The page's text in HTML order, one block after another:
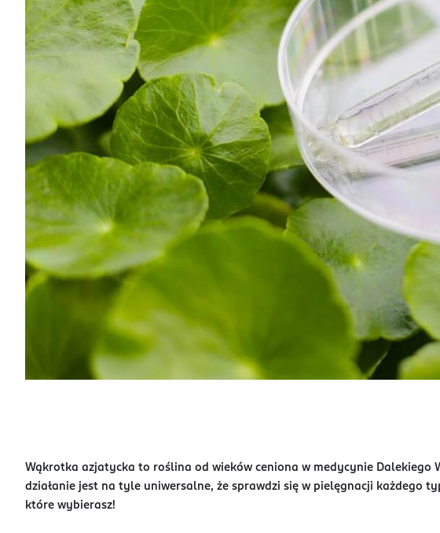
Wąkrotka azjatycka to roślina od wieków ceniona w medycynie
działanie jest na tyle uniwersalne, że sprawdzi się w pielęgnacji każdego
które wybierasz!